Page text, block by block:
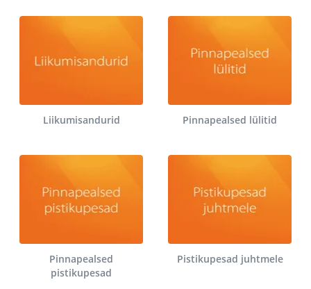
Liikumisandurid Pinnapealsed lülitid
Pinnapealsed
pistikupesad
Pistikupesad juhtmele